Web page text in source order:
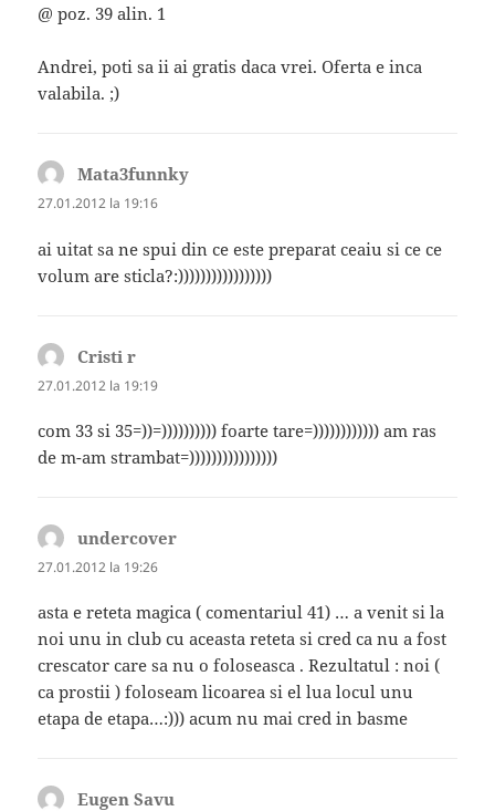
@ poz. 39 alin. 1
Andrei, poti sa ii ai gratis daca vrei. Oferta e inca
valabila. ;)
Mata3funnky
27.01.2012 la 19:16
ai uitat sa ne spui din ce este preparat ceaiu si ce ce
volum are sticla?:)))))))))))))))))
Cristi r
27.01.2012 la 19:19
com 33 si 35=))=)))))))))) foarte tare=)))))))))))) am ras
de m-am strambat=))))))))))))))))
undercover
27.01.2012 la 19:26
asta e reteta magica ( comentariul 41) … a venit si la
noi unu in club cu aceasta reteta si cred ca nu a fost
crescator care sa nu o foloseasca . Rezultatul : noi (
ca prostii ) foloseam licoarea si el lua locul unu
etapa de etapa…:))) acum nu mai cred in basme
Eugen Savu